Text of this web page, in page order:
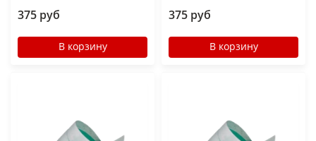
375 руб
В корзину
375 руб
В корзину